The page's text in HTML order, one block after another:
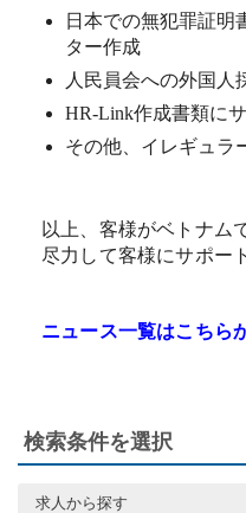
日本での無犯罪証明
ター作成
人民員会への外国人
HR-Link作成書類に
その他、イレギュラ
以上、客様がベトナム
尽力して客様にサポー
ニュース一覧はこちら
検索条件を選択
求人から探す